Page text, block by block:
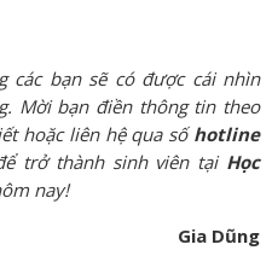
các bạn sẽ có được cái nhìn
Mời bạn điền thông tin theo
hoặc liên hệ qua sốhotline
trở thành sinh viên tại Học
nay!
Gia Dũng